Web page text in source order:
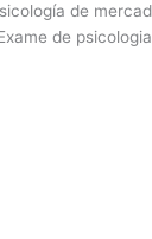
de
de